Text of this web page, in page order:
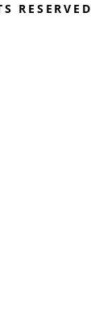
RESERVED